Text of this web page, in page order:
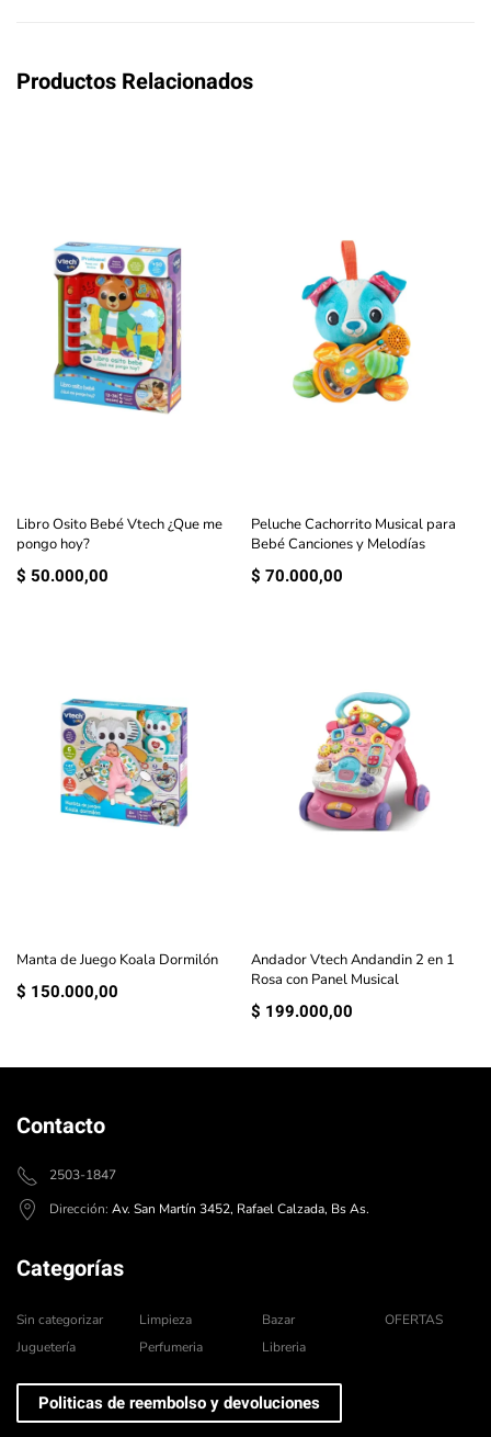
Productos Relacionados
Libro Osito Bebé Vtech ¿Que me
pongo hoy?
$ 50.000,00
Peluche Cachorrito Musical para
Bebé Canciones y Melodías
$ 70.000,00
Manta de Juego Koala Dormilón
$ 150.000,00
Andador Vtech Andandin 2 en 1
Rosa con Panel Musical
$ 199.000,00
Contacto
2503-1847
Dirección: Av. San Martín 3452, Rafael Calzada, Bs As.
Categorías
Sin categorizar
Juguetería
Limpieza
Perfumeria
Bazar
Libreria
OFERTAS
Politicas de reembolso y devoluciones